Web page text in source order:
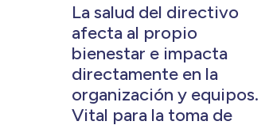
La salud del directivo
afecta al propio
bienestar e impacta
directamente en la
organización y equipos.
Vital para la toma de